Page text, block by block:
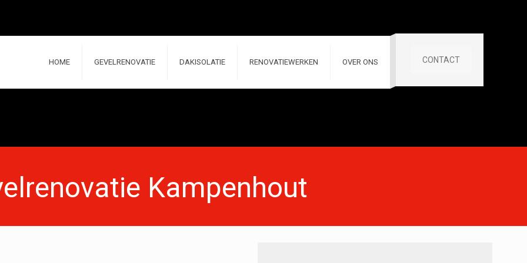
HOME GEVELRENOVATIE DAKISOLATIE RENOVATIEWERKEN OVER ONS CONTACT
Kampenhout